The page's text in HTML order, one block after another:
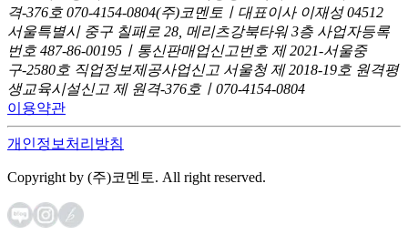
격-376호 070-4154-0804(주)코멘토ㅣ대표이사 이재성 04512
서울특별시 중구 칠패로 28, 메리츠강북타워 3층 사업자등록
번호 487-86-00195ㅣ통신판매업신고번호 제 2021-서울중
구-2580호 직업정보제공사업신고 서울청 제 2018-19호 원격평
생교육시설신고 제 원격-376호ㅣ070-4154-0804
이용약관
개인정보처리방침
Copyright by (주)코멘토. All right reserved.